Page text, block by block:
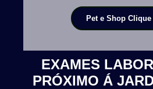
Pet e Shop Clique
EXAMES
PRÓXIMO Á